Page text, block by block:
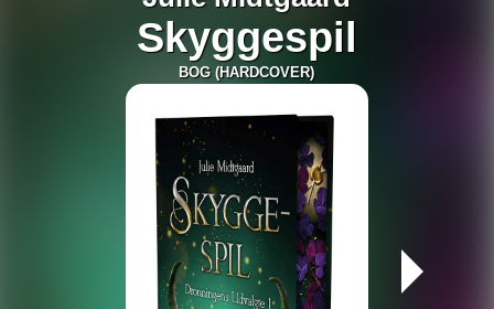
Skyggespil
BOG (HARDCOVER)